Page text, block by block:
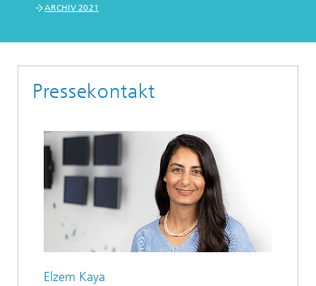
ARCHIV 2021
Pressekontakt
Elzem Kaya